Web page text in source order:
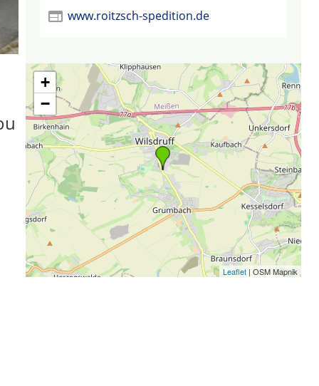
www.roitzsch-spedition.de
+
−
Leaflet | OSM Mapnik